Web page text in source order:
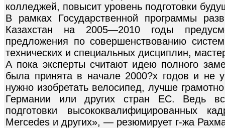
колледжей, повысит уровень подготовки
В рамках Государственной программы
Казахстан на 2005—2010 годы
предложения по совершенствованию
технических и специальных дисциплин,
А пока эксперты считают идею полного
была принята в начале 2000?х годов и не
нужно изобретать велосипед, лучше
Германии или других стран ЕС. Ведь
подготовки высококвалифицированных
Mercedes и других», — резюмирует г-жа